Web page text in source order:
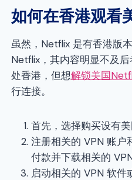
如何在香港观看
虽然，Netflix 是有香港版
Netflix，其内容明显不及
处香港，但想解锁美国
行连接。
首先，选择购买设有美
注册相关的 VPN 账户
付款并下载相关的
启动相关的 VPN 软件